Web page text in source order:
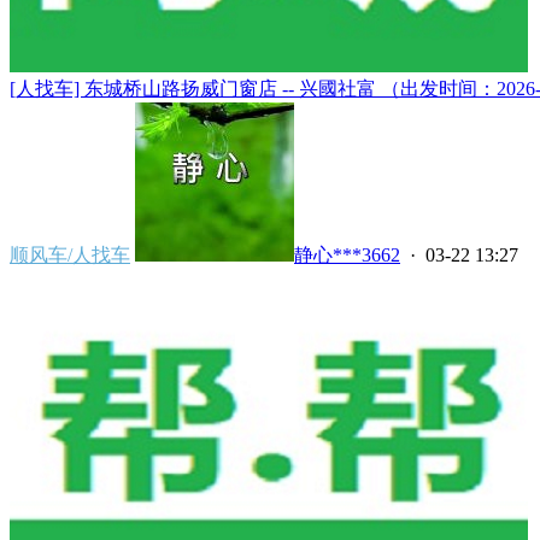
[人找车] 东城桥山路扬威门窗店 -- 兴國社富 （出发时间：2026-
顺风车/人找车 静心***3662 · 03-22 13:27